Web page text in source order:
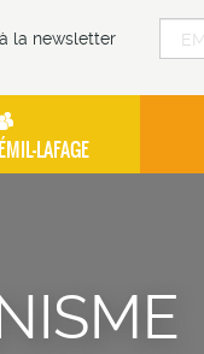
la newsletter
LAFAGE